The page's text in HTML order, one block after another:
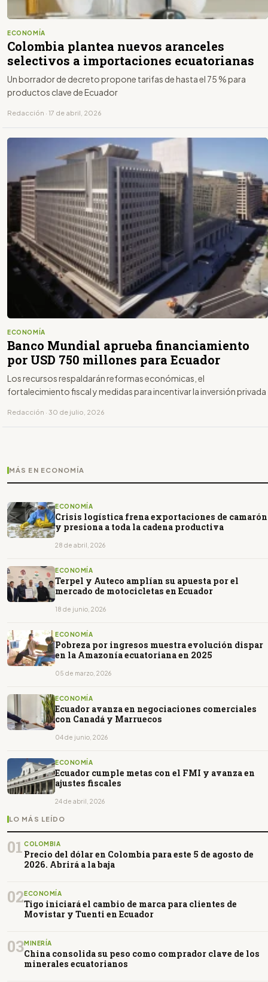
ECONOMÍA
Colombia plantea nuevos aranceles
selectivos a importaciones ecuatorianas
Un borrador de decreto propone tarifas de hasta el 75 % para
productos clave de Ecuador
Redacción · 17 de abril, 2026
ECONOMÍA
Banco Mundial aprueba financiamiento
por USD 750 millones para Ecuador
Los recursos respaldarán reformas económicas, el
fortalecimiento fiscal y medidas para incentivar la inversión privada
Redacción · 30 de julio, 2026
MÁS EN ECONOMÍA
ECONOMÍA
Crisis logística frena exportaciones de camarón
y presiona a toda la cadena productiva
28 de abril, 2026
ECONOMÍA
Terpel y Auteco amplían su apuesta por el
mercado de motocicletas en Ecuador
18 de junio, 2026
ECONOMÍA
Pobreza por ingresos muestra evolución dispar
en la Amazonía ecuatoriana en 2025
05 de marzo, 2026
ECONOMÍA
Ecuador avanza en negociaciones comerciales
con Canadá y Marruecos
04 de junio, 2026
ECONOMÍA
Ecuador cumple metas con el FMI y avanza en
ajustes fiscales
24 de abril, 2026
LO MÁS LEÍDO
01 COLOMBIA
Precio del dólar en Colombia para este 5 de agosto de
2026. Abrirá a la baja
02 ECONOMÍA
Tigo iniciará el cambio de marca para clientes de
Movistar y Tuenti en Ecuador
03MINERÍA
China consolida su peso como comprador clave de los
minerales ecuatorianos